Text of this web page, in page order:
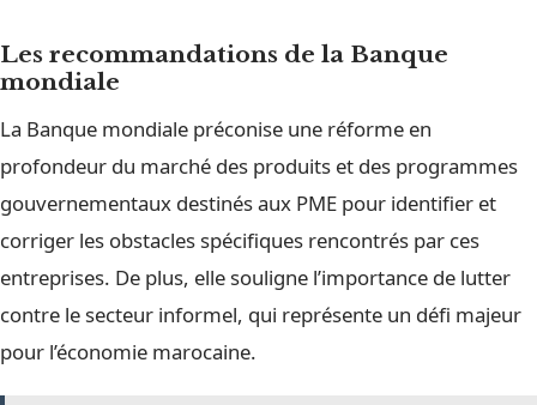
Les recommandations de la Banque
mondiale
La Banque mondiale préconise une réforme en
profondeur du marché des produits et des programmes
gouvernementaux destinés aux PME pour identifier et
corriger les obstacles spécifiques rencontrés par ces
entreprises. De plus, elle souligne l’importance de lutter
contre le secteur informel, qui représente un défi majeur
pour l’économie marocaine.